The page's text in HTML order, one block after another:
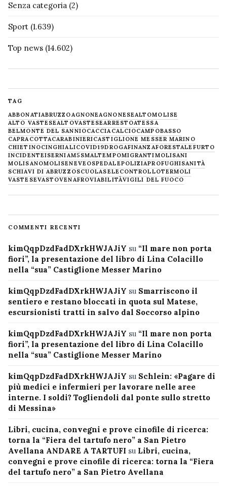
Senza categoria (2)
Sport (1.639)
Top news (14.602)
TAG
ABBONATIABRUZZOAGNONEAGNONESEALTOMOLISE
ALTO VASTESEALTOVASTESEARRESTOATESSA
BELMONTE DEL SANNIOCACCIACALCIOCAMPOBASSO
CAPRACOTTACARABINIERICASTIGLIONE MESSER MARINO
CHIETINOCINGHIALICOVID19DROGAFINANZAFORESTALE FURTO
INCIDENTEISERNIAM5SMALTEMPOMIGRANTIMOLISANI
MOLISANOMOLISENEVE OSPEDALEPOLIZIAPROFUGHISANITÀ
SCHIAVI DI ABRUZZOSCUOLASELECONTROLLOTERMOLI
VASTESEVASTOVENAFROVIABILITÀVIGILI DEL FUOCO
COMMENTI RECENTI
kimQqpDzdFadDXrkHWJAJiY su “Il mare non porta
fiori”, la presentazione del libro di Lina Colacillo
nella “sua” Castiglione Messer Marino
kimQqpDzdFadDXrkHWJAJiY su Smarriscono il
sentiero e restano bloccati in quota sul Matese,
escursionisti tratti in salvo dal Soccorso alpino
kimQqpDzdFadDXrkHWJAJiY su “Il mare non porta
fiori”, la presentazione del libro di Lina Colacillo
nella “sua” Castiglione Messer Marino
kimQqpDzdFadDXrkHWJAJiY su Schlein: «Pagare di
più medici e infermieri per lavorare nelle aree
interne. I soldi? Togliendoli dal ponte sullo stretto
di Messina»
Libri, cucina, convegni e prove cinofile di ricerca:
torna la “Fiera del tartufo nero” a San Pietro
Avellana ANDARE A TARTUFI su Libri, cucina,
convegni e prove cinofile di ricerca: torna la “Fiera
del tartufo nero” a San Pietro Avellana